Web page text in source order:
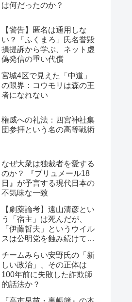
は何だったのか？
【警告】匿名は通用しな
い？「ふくまろ」氏名誉毀
損提訴から学ぶ、ネット虚
偽発信の重い代償
宮城4区で見えた「中道」
の限界：コウモリは森の王
者になれない
権威への礼法：四宮神社集
団参拝という名の高等戦術
なぜ大衆は独裁者を愛する
のか？ 『ブリュメール18
日』が予言する現代日本の
不気味な一致
【劇薬論考】遠山清彦とい
う「宿主」は死んだが、
「伊藤哲夫」というウイル
スは公明党を蝕み続けてい
チームみらい安野氏の「新
しい政治」、その正体は
100年前に失敗した詐欺師
的話法か？